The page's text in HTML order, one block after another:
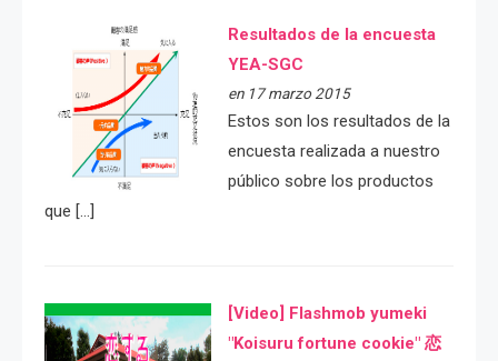
Resultados de la encuesta
YEA-SGC
en 17 marzo 2015
Estos son los resultados de la
encuesta realizada a nuestro
público sobre los productos
que […]
[Video] Flashmob yumeki
"Koisuru fortune cookie" 恋